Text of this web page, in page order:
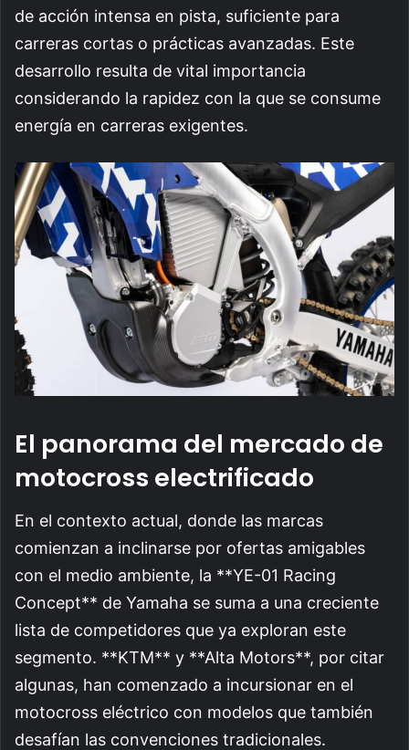
de acción intensa en pista, suficiente para
carreras cortas o prácticas avanzadas. Este
desarrollo resulta de vital importancia
considerando la rapidez con la que se consume
energía en carreras exigentes.
El panorama del mercado de
motocross electrificado
En el contexto actual, donde las marcas
comienzan a inclinarse por ofertas amigables
con el medio ambiente, la **YE-01 Racing
Concept** de Yamaha se suma a una creciente
lista de competidores que ya exploran este
segmento. **KTM** y **Alta Motors**, por citar
algunas, han comenzado a incursionar en el
motocross eléctrico con modelos que también
desafían las convenciones tradicionales.